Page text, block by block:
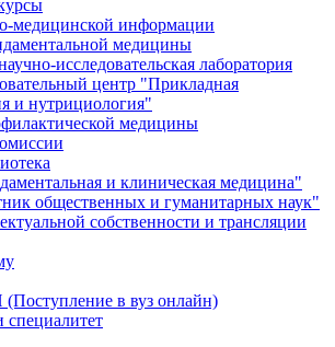
медицинской информации
медицины
исследовательская лаборатория
центр "Прикладная
и нутрициология"
медицины
и клиническая медицина"
общественных и гуманитарных наук"
собственности и трансляции
в вуз онлайн)
специалитет